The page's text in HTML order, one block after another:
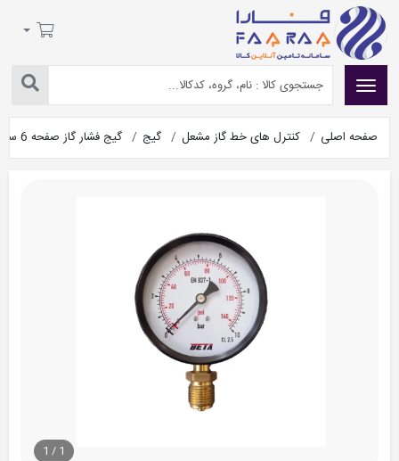
صفحه اصلی کنترل های خط گاز مشعل گیج گیج فشار گاز صفحه 6 سانت 250 میلی بار
1
/
1